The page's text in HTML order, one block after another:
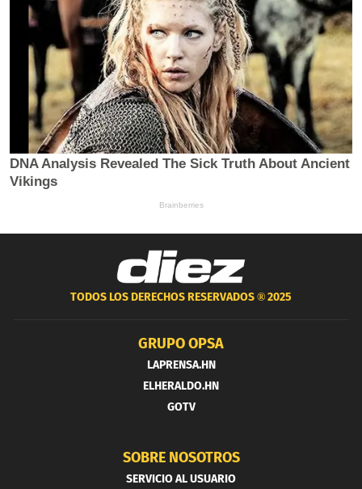
TODOS LOS DERECHOS RESERVADOS ®2025
GRUPO OPSA
LAPRENSA.HN
ELHERALDO.HN
GOTV
SOBRE NOSOTROS
SERVICIO AL USUARIO